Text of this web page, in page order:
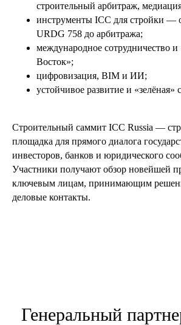
строительный арбитраж,
инструменты ICC для стройки —
URDG 758 до арбитража;
международное сотрудничество и
Восток»;
цифровизация, BIM и ИИ;
устойчивое развитие и «зелёная»
Строительный саммит ICC Russia —
площадка для прямого диалога
инвесторов, банков и юридического
Участники получают обзор новейшей
ключевым лицам, принимающим
деловые контакты.
Генеральный